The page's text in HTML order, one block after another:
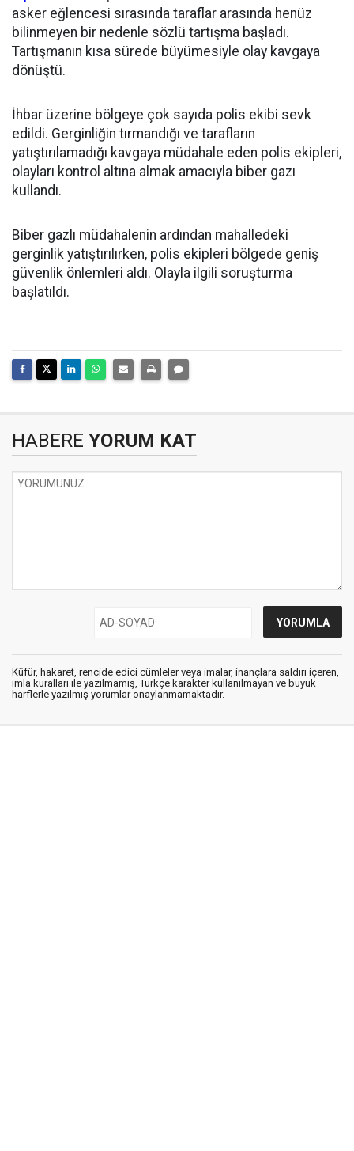
asker eğlencesi sırasında taraflar arasında henüz
bilinmeyen bir nedenle sözlü tartışma başladı.
Tartışmanın kısa sürede büyümesiyle olay kavgaya
dönüştü.
İhbar üzerine bölgeye çok sayıda polis ekibi sevk
edildi. Gerginliğin tırmandığı ve tarafların
yatıştırılamadığı kavgaya müdahale eden polis ekipleri,
olayları kontrol altına almak amacıyla biber gazı
kullandı.
Biber gazlı müdahalenin ardından mahalledeki
gerginlik yatıştırılırken, polis ekipleri bölgede geniş
güvenlik önlemleri aldı. Olayla ilgili soruşturma
başlatıldı.
HABERE YORUM KAT
Küfür, hakaret, rencide edici cümleler veya imalar, inançlara saldırı içeren,
imla kuralları ile yazılmamış, Türkçe karakter kullanılmayan ve büyük
harflerle yazılmış yorumlar onaylanmamaktadır.